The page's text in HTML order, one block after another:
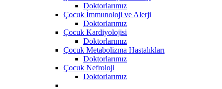
Doktorlarımız
Çocuk İmmunoloji ve Alerji
Doktorlarımız
Çocuk Kardiyolojisi
Doktorlarımız
Çocuk Metabolizma Hastalıkları
Doktorlarımız
Çocuk Nefroloji
Doktorlarımız